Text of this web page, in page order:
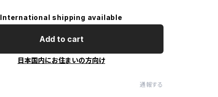
International shipping available
Add to cart
日本国内にお住まいの方向け
通報する